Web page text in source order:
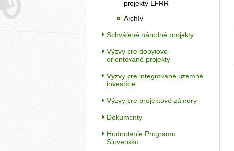
projekty EFRR
Archív
Schválené národné projekty
Výzvy pre dopytovo-
orientované projekty
Výzvy pre integrované územné
investície
Výzvy pre projektové zámery
Dokumenty
Hodnotenie Programu
Slovensko